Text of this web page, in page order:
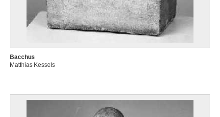
Bacchus
Matthias Kessels